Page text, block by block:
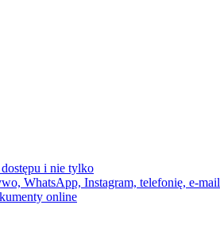
i nie tylko
WhatsApp, Instagram, telefonię, e-mail
online